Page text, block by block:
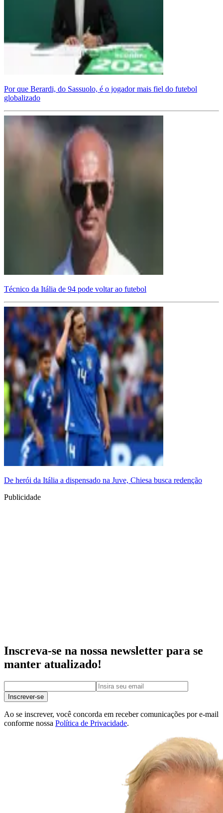
Por que Berardi, do Sassuolo, é o jogador mais fiel do futebol
globalizado
Técnico da Itália de 94 pode voltar ao futebol
De herói da Itália a dispensado na Juve, Chiesa busca redenção
Publicidade
Inscreva-se na nossa newsletter para se
manter atualizado!
Inscrever-se
Ao se inscrever, você concorda em receber comunicações por e-mail
conforme nossa Política de Privacidade.